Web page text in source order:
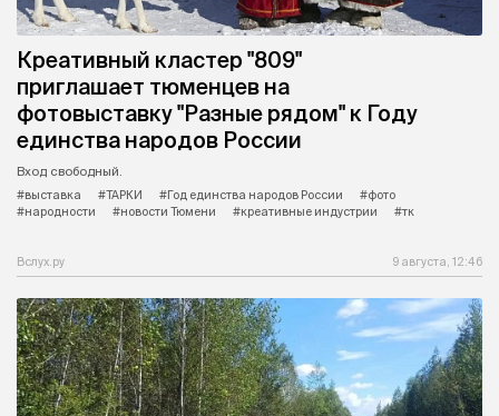
Креативный кластер "809"
приглашает тюменцев на
фотовыставку "Разные рядом" к Году
единства народов России
Вход свободный.
#выставка
#ТАРКИ #Год единства народов России
#фото
#народности
#новости Тюмени #креативные индустрии #тк
Вслух.ру 9 августа, 12:46